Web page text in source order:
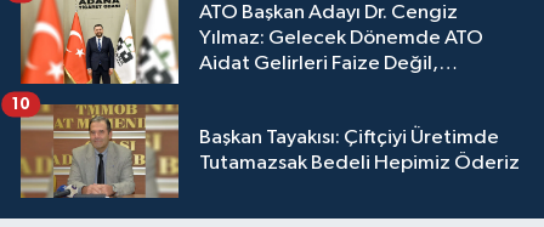
ATO Başkan Adayı Dr. Cengiz
Yılmaz: Gelecek Dönemde ATO
Aidat Gelirleri Faize Değil,
Başkan Tayakısı: Çiftçiyi Üretimde
Tutamazsak Bedeli Hepimiz Öderiz
10